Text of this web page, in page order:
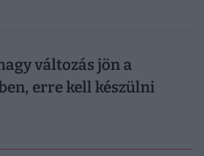
változás jön a
erre kell készülni